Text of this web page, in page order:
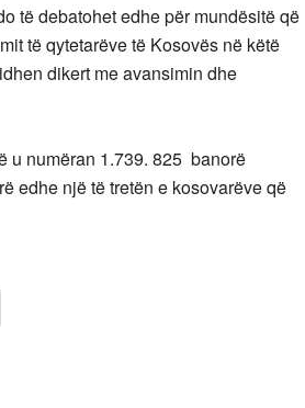
të debatohet edhe për mundësitë që
të qytetarëve të Kosovës në këtë
dikert me avansimin dhe
u numëran 1.739. 825 banorë
edhe një të tretën e kosovarëve që